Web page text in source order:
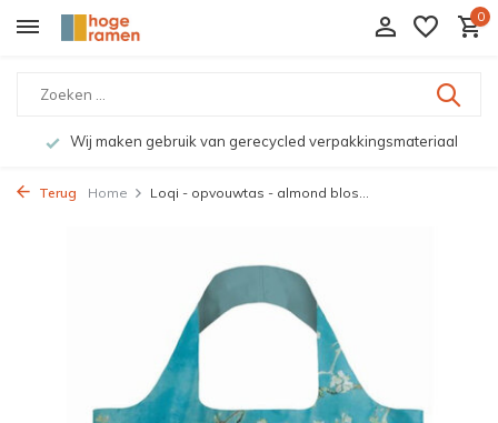
0
Wij maken gebruik van gerecycled verpakkingsmateriaal
Terug Home Loqi - opvouwtas - almond blos...